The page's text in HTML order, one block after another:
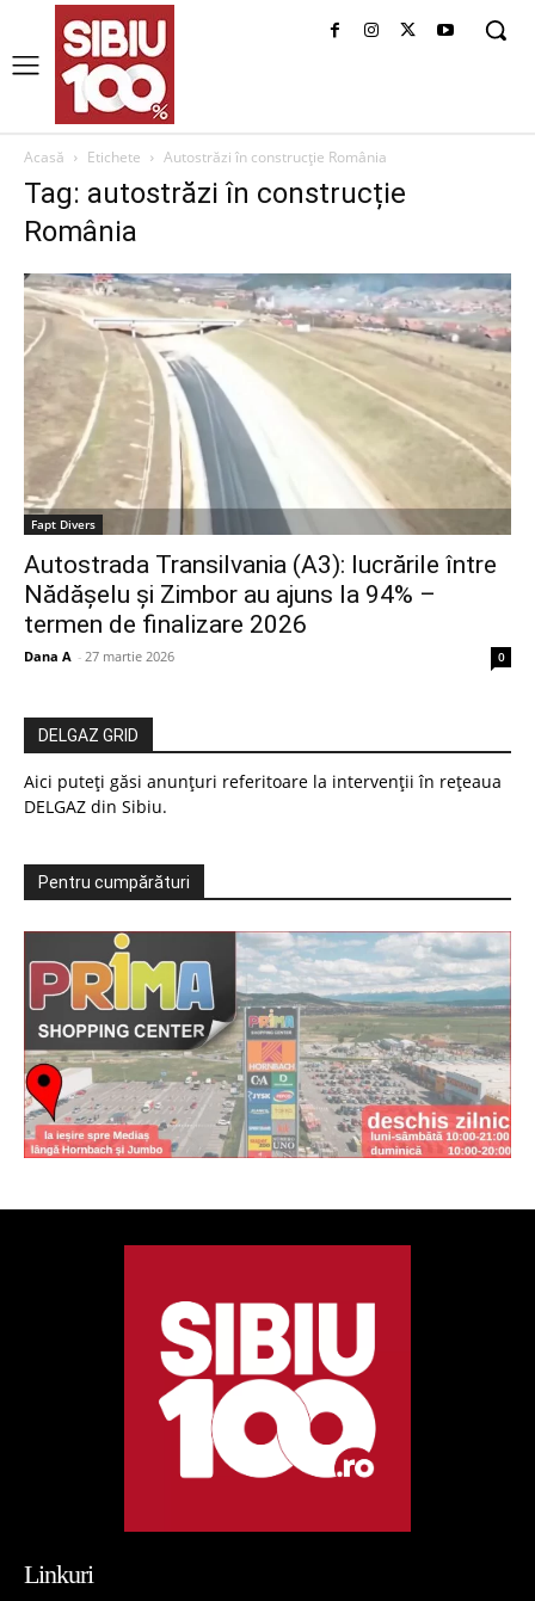
Acasă Etichete Autostrăzi în construcție România
Tag: autostrăzi în construcție
România
Fapt Divers
Autostrada Transilvania (A3): lucrările între
Nădășelu și Zimbor au ajuns la 94% –
termen de finalizare 2026
Dana A - 27 martie 2026 0
DELGAZ GRID
Aici puteți găsi anunțuri referitoare la intervenții în rețeaua
DELGAZ din Sibiu.
Pentru cumpărături
Linkuri